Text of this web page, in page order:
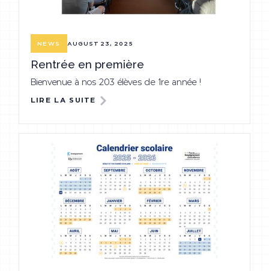
NEWS AUGUST 23, 2025
Rentrée en première
Bienvenue à nos 203 élèves de 1re année !
LIRE LA SUITE